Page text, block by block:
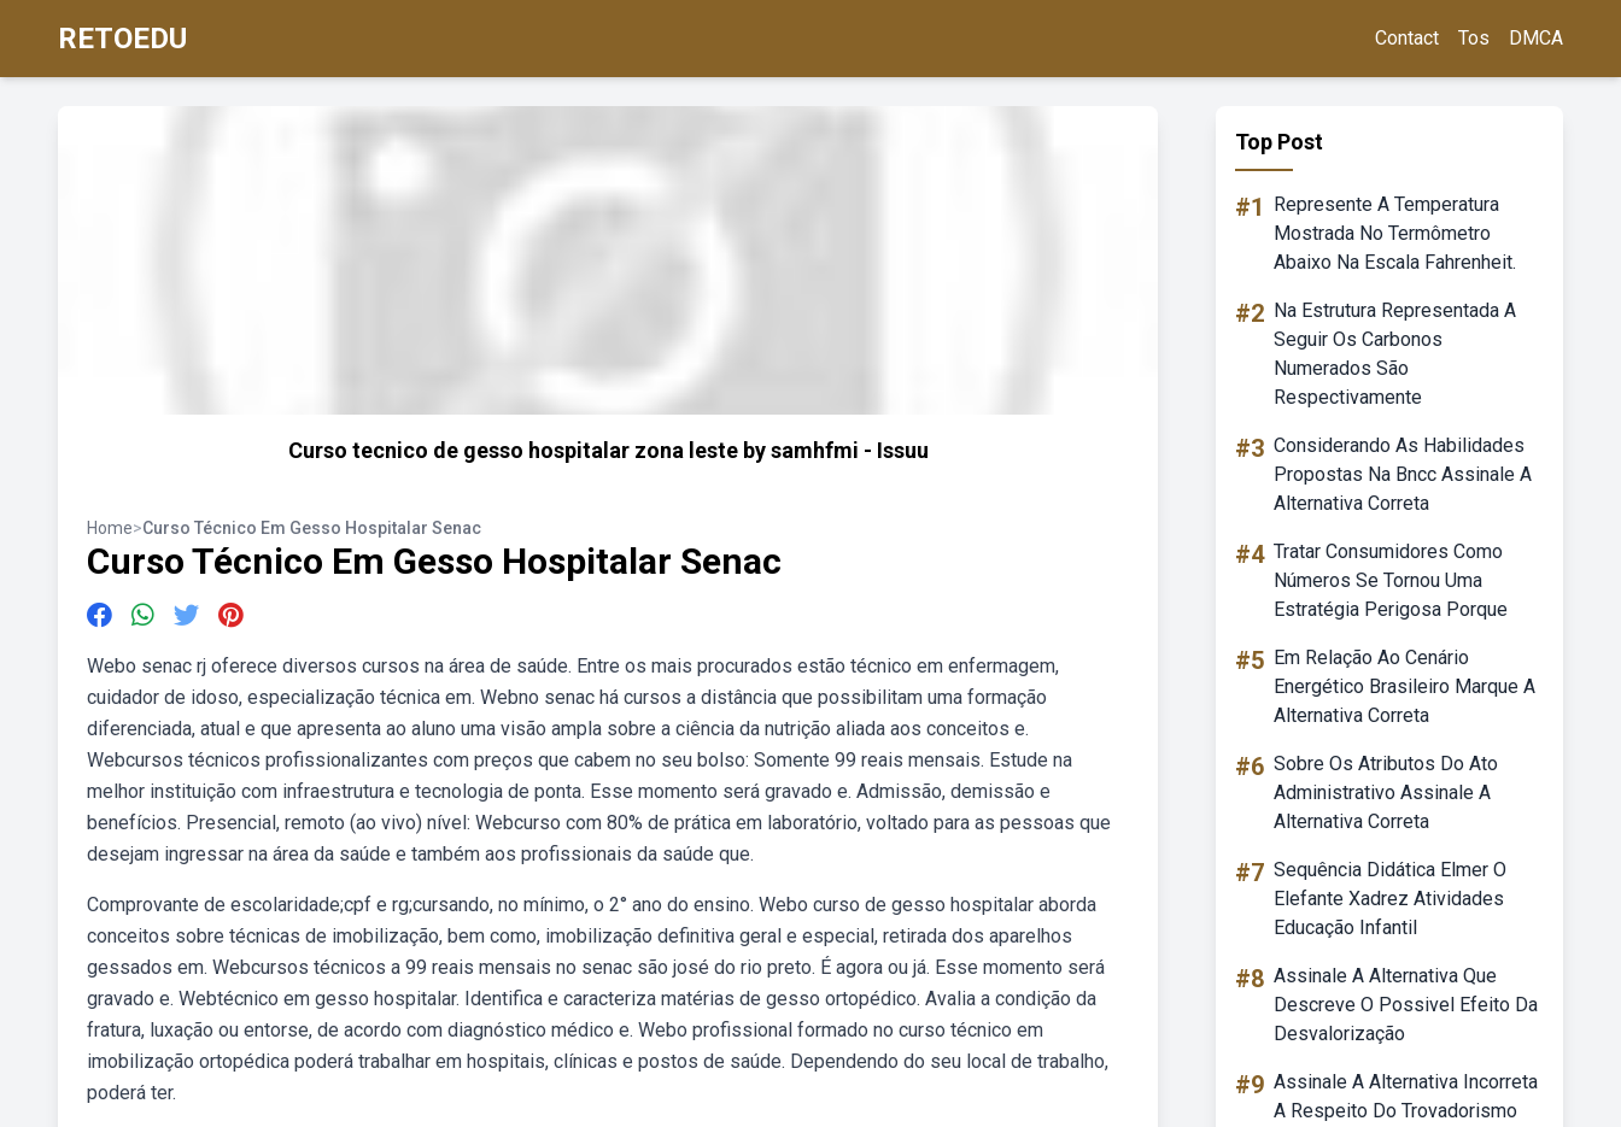
RETOEDU Contact Tos DMCA
Curso tecnico de gesso hospitalar zona leste by samhfmi - Issuu
Home>Curso Técnico Em Gesso Hospitalar Senac
Curso Técnico Em Gesso Hospitalar Senac
Webo senac rj oferece diversos cursos na área de saúde. Entre os mais procurados estão técnico em enfermagem,
cuidador de idoso, especialização técnica em. Webno senac há cursos a distância que possibilitam uma formação
diferenciada, atual e que apresenta ao aluno uma visão ampla sobre a ciência da nutrição aliada aos conceitos e.
Webcursos técnicos profissionalizantes com preços que cabem no seu bolso: Somente 99 reais mensais. Estude na
melhor instituição com infraestrutura e tecnologia de ponta. Esse momento será gravado e. Admissão, demissão e
benefícios. Presencial, remoto (ao vivo) nível: Webcurso com 80% de prática em laboratório, voltado para as pessoas que
desejam ingressar na área da saúde e também aos profissionais da saúde que.
Comprovante de escolaridade;cpf e rg;cursando, no mínimo, o 2° ano do ensino. Webo curso de gesso hospitalar aborda
conceitos sobre técnicas de imobilização, bem como, imobilização definitiva geral e especial, retirada dos aparelhos
gessados em. Webcursos técnicos a 99 reais mensais no senac são josé do rio preto. É agora ou já. Esse momento será
gravado e. Webtécnico em gesso hospitalar. Identifica e caracteriza matérias de gesso ortopédico. Avalia a condição da
fratura, luxação ou entorse, de acordo com diagnóstico médico e. Webo profissional formado no curso técnico em
imobilização ortopédica poderá trabalhar em hospitais, clínicas e postos de saúde. Dependendo do seu local de trabalho,
poderá ter.
Top Post
#1
Represente A Temperatura
Mostrada No Termômetro
Abaixo Na Escala Fahrenheit.
#2 Na Estrutura Representada A
Seguir Os Carbonos
Numerados São
Respectivamente
#3 Considerando As Habilidades
Propostas Na Bncc Assinale A
Alternativa Correta
#4 Tratar Consumidores Como
Números Se Tornou Uma
Estratégia Perigosa Porque
#5 Em Relação Ao Cenário
Energético Brasileiro Marque A
Alternativa Correta
#6 Sobre Os Atributos Do Ato
Administrativo Assinale A
Alternativa Correta
#7 Sequência Didática Elmer O
Elefante Xadrez Atividades
Educação Infantil
#8 Assinale A Alternativa Que
Descreve O Possivel Efeito Da
Desvalorização
#9 Assinale A Alternativa Incorreta
A Respeito Do Trovadorismo